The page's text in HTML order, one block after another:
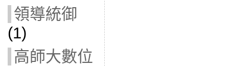
領導統御
(1)
高師大數位